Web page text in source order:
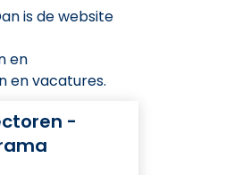
is de website
en
en vacatures.
-